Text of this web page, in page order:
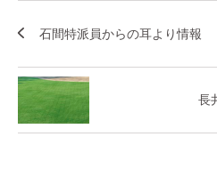
石間特派員からの耳より情報
長